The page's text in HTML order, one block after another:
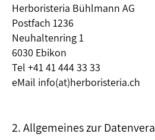
Herboristeria Bühlmann AG
Postfach 1236
Neuhaltenring 1
6030 Ebikon
Tel +41 41 444 33 33
eMail info(at)herboristeria.ch
2. Allgemeines zur